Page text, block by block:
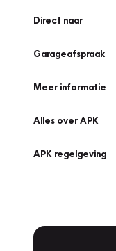
Direct naar
Garageafspraak
Meer informatie
Alles over APK
APK regelgeving